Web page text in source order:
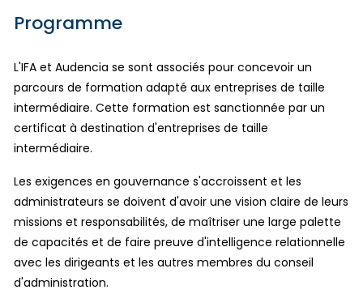
Programme
L'IFA et Audencia se sont associés pour concevoir un
parcours de formation adapté aux entreprises de taille
intermédiaire. Cette formation est sanctionnée par un
certificat à destination d'entreprises de taille
intermédiaire.
Les exigences en gouvernance s'accroissent et les
administrateurs se doivent d'avoir une vision claire de leurs
missions et responsabilités, de maîtriser une large palette
de capacités et de faire preuve d'intelligence relationnelle
avec les dirigeants et les autres membres du conseil
d'administration.